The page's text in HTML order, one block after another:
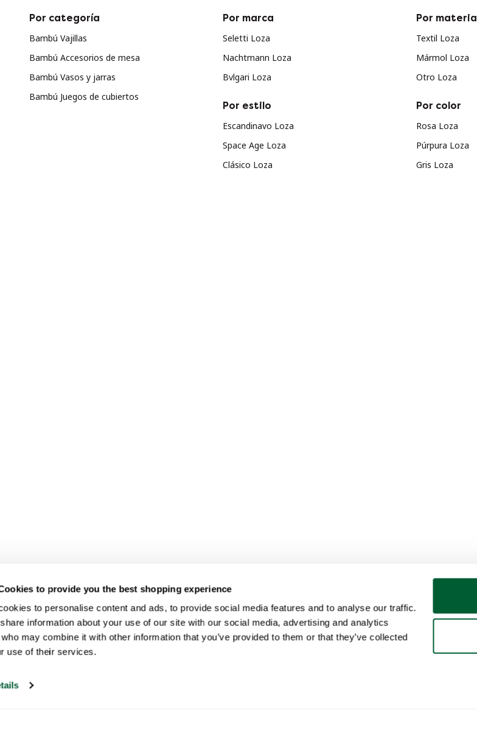
to provide you the best shopping experience
to personalise content and ads, to provide social media features and to analyse our traffic.
information about your use of our site with our social media, advertising and analytics
may combine it with other information that you’ve provided to them or that they’ve collected
use of their services.
Por categoría
Bambú Vajillas
Bambú Accesorios de mesa
Bambú Vasos y jarras
Bambú Juegos de cubiertos
Por marca
Seletti Loza
Nachtmann Loza
Bvlgari Loza
Por estilo
Escandinavo Loza
Space Age Loza
Clásico Loza
Por material
Textil Loza
Mármol Loza
Otro Loza
Por color
Rosa Loza
Púrpura Loza
Gris Loza